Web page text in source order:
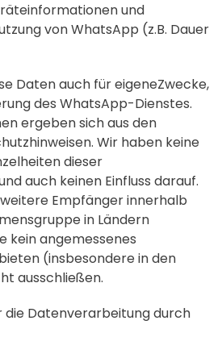
und
von WhatsApp (z.B. Dauer
Daten auch für eigeneZwecke,
des WhatsApp-Dienstes.
ergeben sich aus den
Wir haben keine
dieser
auch keinen Einfluss darauf.
Empfänger innerhalb
in Ländern
kein angemessenes
(insbesondere in den
ausschließen.
die Datenverarbeitung durch